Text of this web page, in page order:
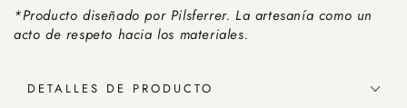
*Producto diseñado por Pilsferrer. La artesanía como un
acto de respeto hacia los materiales.
DETALLES DE PRODUCTO